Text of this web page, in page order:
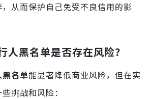
从而保护自己免受不良信用的影
人黑名单是否存在风险？
名单能显著降低商业风险，但在实
挑战和风险：